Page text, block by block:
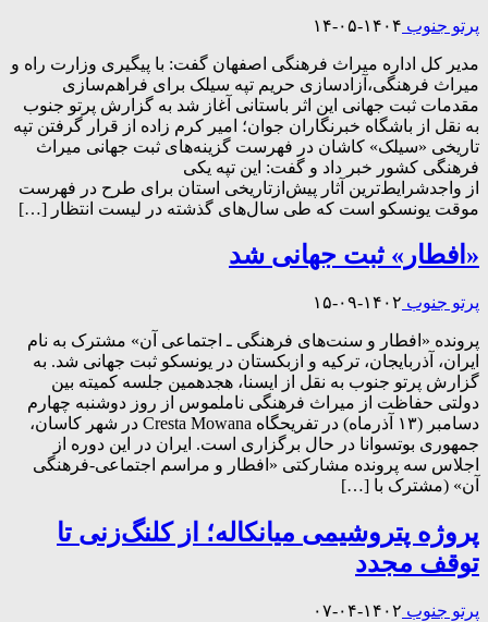
پرتو جنوب ۱۴۰۴-۰۵-۱۴
مدیر کل اداره‌ میراث فرهنگی اصفهان گفت: با پیگیری وزارت راه و
میراث فرهنگی،آزادسازی حریم تپه سیلک برای فراهم‌سازی
مقدمات ثبت جهانی این اثر باستانی آغاز شد به گزارش پرتو جنوب
به نقل از باشگاه خبرنگاران جوان؛ امیر کرم زاده از قرار گرفتن تپه
تاریخی «سیلک» کاشان در فهرست گزینه‌های ثبت جهانی میراث
فرهنگی کشور خبر داد و گفت: این تپه یکی
از واجدشرایط‌ترین آثار پیش‌ازتاریخی استان برای طرح در فهرست
موقت یونسکو است که طی سال‌های گذشته در لیست انتظار […]
«افطار» ثبت جهانی شد
پرتو جنوب ۱۴۰۲-۰۹-۱۵
پرونده «افطار و سنت‌های فرهنگی ـ اجتماعی آن» مشترک به نام
ایران، آذربایجان، ترکیه و ازبکستان در یونسکو ثبت جهانی شد. به
گزارش پرتو جنوب به نقل از ایسنا، هجدهمین جلسه کمیته بین
دولتی حفاظت از میراث فرهنگی ناملموس از روز دوشنبه چهارم
دسامبر (۱۳ آذرماه) در تفریحگاه Cresta Mowana در شهر کاسان،
جمهوری بوتسوانا در حال برگزاری است. ایران در این دوره از
اجلاس سه پرونده مشارکتی «افطار و مراسم اجتماعی-فرهنگی
آن» (مشترک با […]
پروژه پتروشیمی میانکاله؛ از کلنگ‌زنی تا
توقف مجدد
پرتو جنوب ۱۴۰۲-۰۴-۰۷